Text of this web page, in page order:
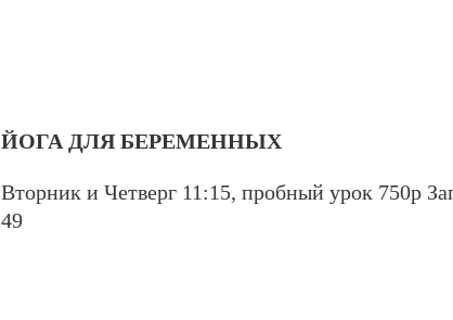
ЙОГА ДЛЯ БЕРЕМЕННЫХ
Вторник и Четверг 11:15, пробный урок 750р
49